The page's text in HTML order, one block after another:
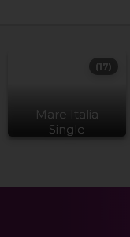
Mare Italia
Single
(17)